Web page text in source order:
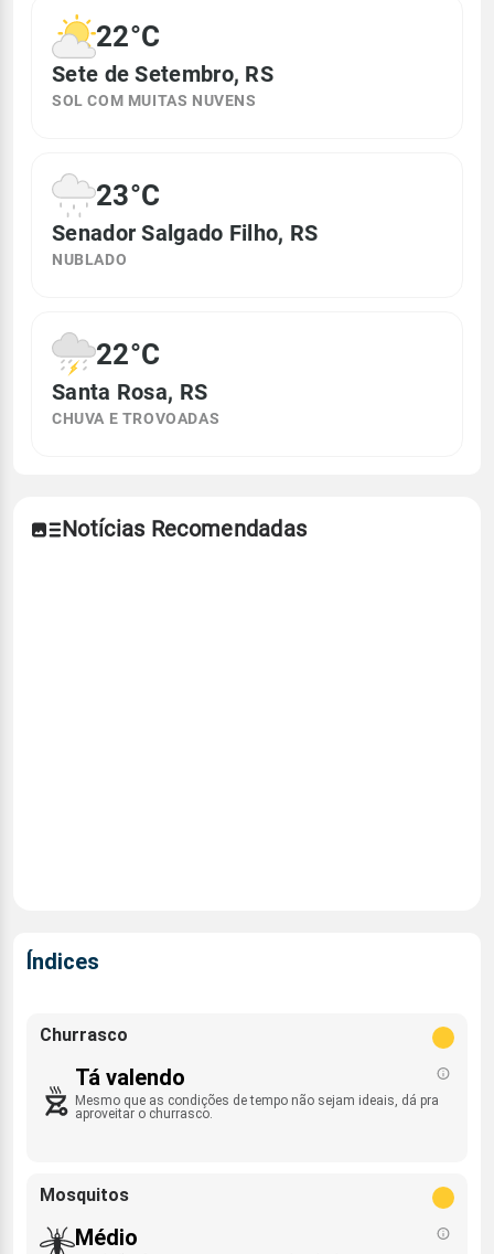
22°C
Sete de Setembro, RS
SOL COM MUITAS NUVENS
23°C
Senador Salgado Filho, RS
NUBLADO
22°C
Santa Rosa, RS
CHUVA E TROVOADAS
Notícias Recomendadas
Índices
Churrasco
Tá valendo
Mesmo que as condições de tempo não sejam ideais, dá pra
aproveitar o churrasco.
Mosquitos
Médio